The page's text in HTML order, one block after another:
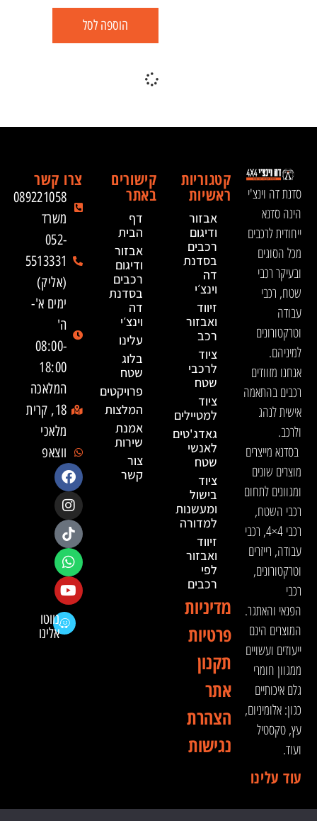
הוספה לסל
סדנת דה וינצ'י
הינה סדנא
ייחודית לרכבים
מכל הסוגים
ובעיקר רכבי
שטח, רכבי
עבודה
וטרקטורונים
למיניהם.
אנחנו מזוודים
רכבים בהתאמה
אישית לנהג
ולרכב.
בסדנא מייצרים
מוצרים שונים
ומגוונים לתחום
רכבי השטח,
רכבי 4×4, רכבי
עבודה, רייזרים
וטרקטורונים,
רכבי
הפנאי והאתגר.
המוצרים הינם
ייעודים ועשויים
ממגוון חומרי
גלם איכותיים
כגון: אלומיניום,
עץ, טקסטיל
ועוד.
עוד עלינו
קטגוריות
ראשיות
אבזור
ודיגום
רכבים
בסדנת
דה
וינצ׳י
זיווד
ואבזור
רכב
ציוד
לרכבי
שטח
ציוד
למטיילים
גאדג'טים
לאנשי
שטח
ציוד
בישול
ומעשנות
למדורה
זיווד
ואבזור
לפי
רכבים
מדיניות
פרטיות
תקנון
אתר
הצהרת
נגישות
קישורים
באתר
דף
הבית
אבזור
ודיגום
רכבים
בסדנת
דה
וינצ׳י
עלינו
בלוג
שטח
פרויקטים
המלצות
אמנת
שירות
צור
קשר
צרו קשר
089221058
משרד
052-
5513331
(אליק)
ימים א'-
ה'
08:00-
18:00
המלאכה
18, קרית
מלאכי
ווצאפ
נווטו
אלינו